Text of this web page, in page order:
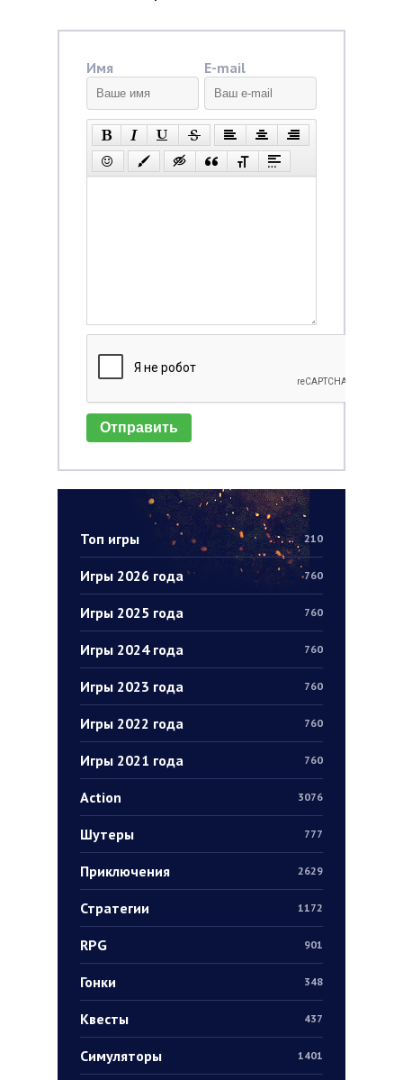
Топ игры 210
Игры 2026 года 760
Игры 2025 года 760
Игры 2024 года 760
Игры 2023 года 760
Игры 2022 года 760
Игры 2021 года 760
Action 3076
Шутеры 777
Приключения 2629
Стратегии 1172
RPG 901
Гонки 348
Квесты 437
Симуляторы 1401
Имя E-mail
Отправить